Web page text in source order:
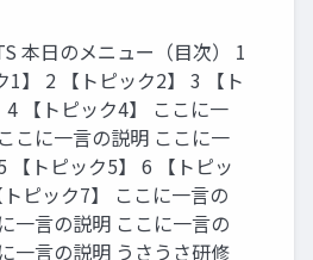
本日のメニュー（目次） 1
1】 2 【トピック2】 3 【ト
4 【トピック4】 ここに一
こに一言の説明 ここに一
【トピック5】 6 【トピッ
ピック7】 ここに一言の
一言の説明 ここに一言の
一言の説明 うさうさ研修